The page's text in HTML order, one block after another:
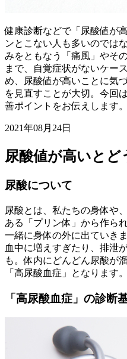
健康診断などで「尿酸値が
ンとこない人も多いのでは
みをともなう「痛風」やそ
まで、自覚症状がないケー
め、尿酸値が高いことに気
を見直すことが大切。今回
善ポイントをお伝えします。
2021年08月24日
尿酸値が高いとど
尿酸について
尿酸とは、私たちの身体や
ある「プリン体」から作ら
一緒に身体の外に出ていき
血中に増えすぎたり、排泄
も。体内にどんどん尿酸が
「高尿酸血症」となります。
「高尿酸血症」の診断